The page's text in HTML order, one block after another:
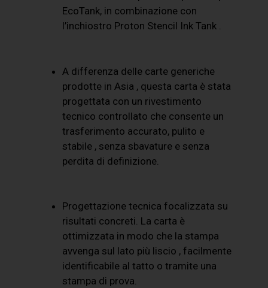
EcoTank, in combinazione con
l’inchiostro Proton Stencil Ink Tank .
A differenza delle carte generiche
prodotte in Asia , questa carta è stata
progettata con un rivestimento
tecnico controllato che consente un
trasferimento accurato, pulito e
stabile , senza sbavature e senza
perdita di definizione.
Progettazione tecnica focalizzata su
risultati concreti. La carta è
ottimizzata in modo che la stampa
avvenga sul lato più liscio , facilmente
identificabile al tatto o tramite una
stampa di prova.